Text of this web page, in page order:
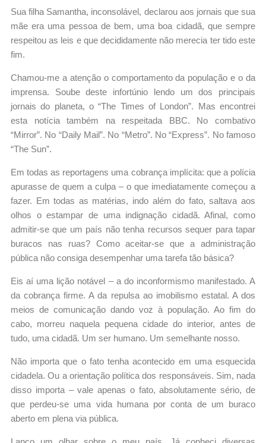
Sua filha Samantha, inconsolável, declarou aos jornais que sua
mãe era uma pessoa de bem, uma boa cidadã, que sempre
respeitou as leis e que decididamente não merecia ter tido este
fim.
Chamou-me a atenção o comportamento da população e o da
imprensa. Soube deste infortúnio lendo um dos principais
jornais do planeta, o “The Times of London”. Mas encontrei
esta notícia também na respeitada BBC. No combativo
“Mirror”. No “Daily Mail”. No “Metro”. No “Express”. No famoso
“The Sun”.
Em todas as reportagens uma cobrança implícita: que a polícia
apurasse de quem a culpa – o que imediatamente começou a
fazer. Em todas as matérias, indo além do fato, saltava aos
olhos o estampar de uma indignação cidadã. Afinal, como
admitir-se que um país não tenha recursos sequer para tapar
buracos nas ruas? Como aceitar-se que a administração
pública não consiga desempenhar uma tarefa tão básica?
Eis aí uma lição notável – a do inconformismo manifestado. A
da cobrança firme. A da repulsa ao imobilismo estatal. A dos
meios de comunicação dando voz à população. Ao fim do
cabo, morreu naquela pequena cidade do interior, antes de
tudo, uma cidadã. Um ser humano. Um semelhante nosso.
Não importa que o fato tenha acontecido em uma esquecida
cidadela. Ou a orientação política dos responsáveis. Sim, nada
disso importa – vale apenas o fato, absolutamente sério, de
que perdeu-se uma vida humana por conta de um buraco
aberto em plena via pública.